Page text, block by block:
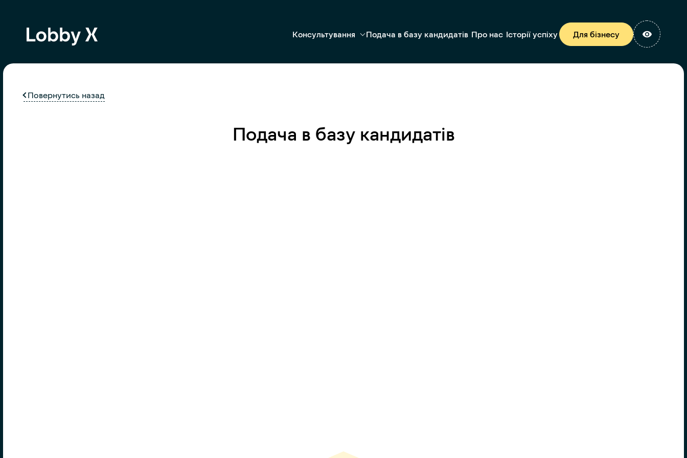
Консультування Подача в базу кандидатів Про нас Історії успіху Для бізнесу
Повернутись назад
Подача в базу кандидатів